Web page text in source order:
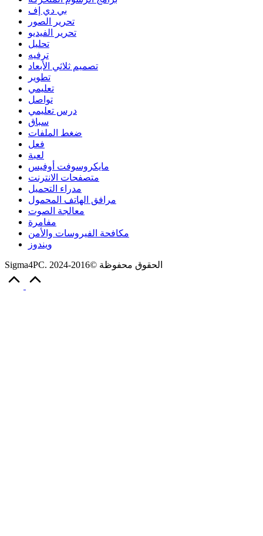
بي دي إف
تحرير الصور
تحرير الفيديو
تحليل
ترفيه
تصميم ثلاثي الأبعاد
تطوير
تعليمي
تواصل
درس تعليمي
سباق
ضغط الملفات
فعل
لعبة
مايكروسوفت أوفيس
متصفحات الانترنت
مدراء التحميل
مرافق الهاتف المحمول
معالجة الصوت
مفامرة
مكافحة الفيروسات والأمن
ويندوز
Sigma4PC. الحقوق محفوظة ©2016-2024